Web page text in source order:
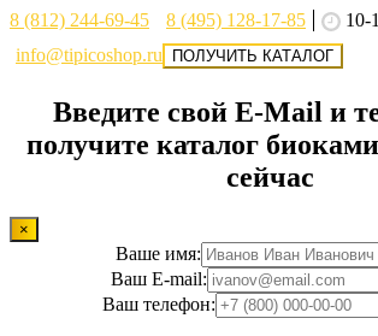
8 (812) 244-69-45 8 (495) 128-17-85
10-
info@tipicoshop.ru
ПОЛУЧИТЬ КАТАЛОГ
Введите свой E-Mail и
получите каталог
сейчас
×
Ваше имя:
Ваш E-mail:
Ваш телефон: